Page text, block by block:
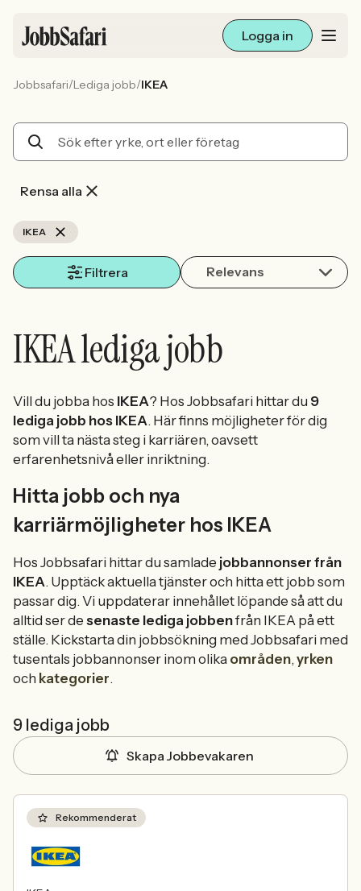
Logga in
Arbetsliv och karriär
Sök med AI
Jobbsafari/Lediga jobb/IKEA
Rensa alla
IKEA
Filtrera Relevans
IKEA lediga jobb
Vill du jobba hos IKEA? Hos Jobbsafari hittar du 9
lediga jobb hos IKEA. Här finns möjligheter för dig
som vill ta nästa steg i karriären, oavsett
erfarenhetsnivå eller inriktning.
Hitta jobb och nya
karriärmöjligheter hos IKEA
Hos Jobbsafari hittar du samlade jobbannonser från
IKEA. Upptäck aktuella tjänster och hitta ett jobb som
passar dig. Vi uppdaterar innehållet löpande så att du
alltid ser de senaste lediga jobbenfrån IKEA på ett
ställe. Kickstarta din jobbsökning med Jobbsafari med
tusentals jobbannonser inom olika områden,yrken
och kategorier.
9 lediga jobb
Skapa Jobbevakaren
Rekommenderat